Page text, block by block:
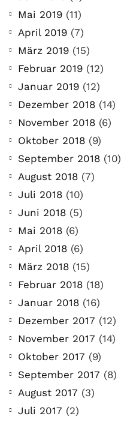
Mai 2019 (11)
April 2019 (7)
März 2019 (15)
Februar 2019 (12)
Januar 2019 (12)
Dezember 2018 (14)
November 2018 (6)
Oktober 2018 (9)
September 2018 (10)
August 2018 (7)
Juli 2018 (10)
Juni 2018 (5)
Mai 2018 (6)
April 2018 (6)
März 2018 (15)
Februar 2018 (18)
Januar 2018 (16)
Dezember 2017 (12)
November 2017 (14)
Oktober 2017 (9)
September 2017 (8)
August 2017 (3)
Juli 2017 (2)